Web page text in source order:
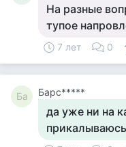
На разные
тупое
7 лет 0
Ба Барс*****
да уже ни на
прикалываюсь